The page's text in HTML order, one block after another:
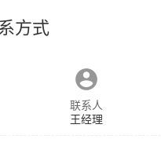
方式
联系人
王经理